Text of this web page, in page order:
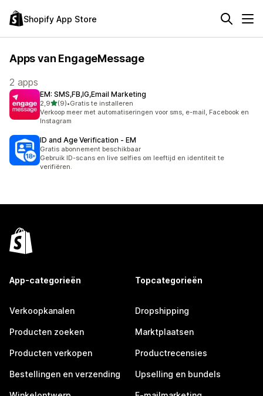
Shopify App Store
Apps van EngageMessage
2 apps
EM: SMS,FB,IG,Email Marketing
2,9van 5 sterren
(9)
9 recensies in totaal
•Gratis te installeren
Verkoop meer met automatiseringen voor sms, e-mail, Facebook en
Instagram
ID and Age Verification ‑ EM
Gratis abonnement beschikbaar
Gebruik ID-scans en live selfies om leeftijd en identiteit te
verifiëren.
App-categorieën
Verkoopkanalen
Producten zoeken
Producten verkopen
Bestellingen en verzending
Topcategorieën
Dropshipping
Marktplaatsen
Productrecensies
Upselling en bundels